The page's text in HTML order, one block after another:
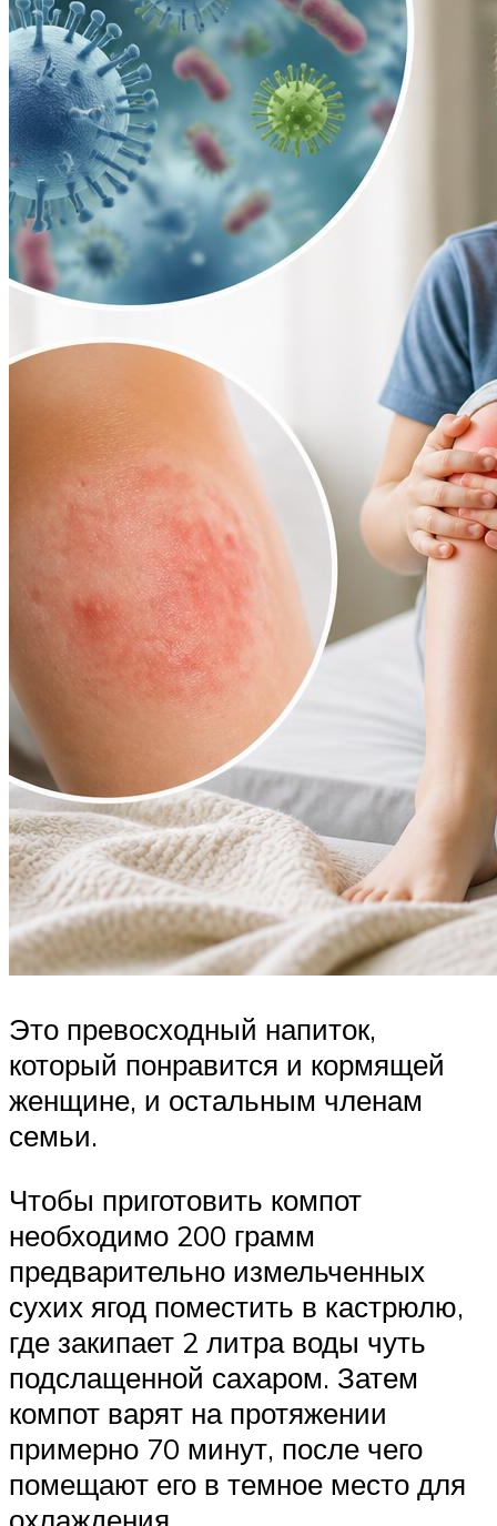
Это превосходный напиток,
который понравится и кормящей
женщине, и остальным членам
семьи.
Чтобы приготовить компот
необходимо 200 грамм
предварительно измельченных
сухих ягод поместить в кастрюлю,
где закипает 2 литра воды чуть
подслащенной сахаром. Затем
компот варят на протяжении
примерно 70 минут, после чего
помещают его в темное место для
охлаждения.